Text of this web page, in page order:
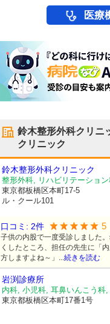
医療
鈴木整形外科クリニ
クリニック
鈴木整形外科クリニック
整形外科, リハビリテーショ
東京都板橋区本町17-5
ル・クール101
口コミ: 2件 5
子供の内股で一度受診しました
くしたところ、担任の先生に「
方しますよね～」...続きを読む
岩渕診療所
内科, 小児科, 耳鼻いんこう科,
東京都板橋区本町17番1号